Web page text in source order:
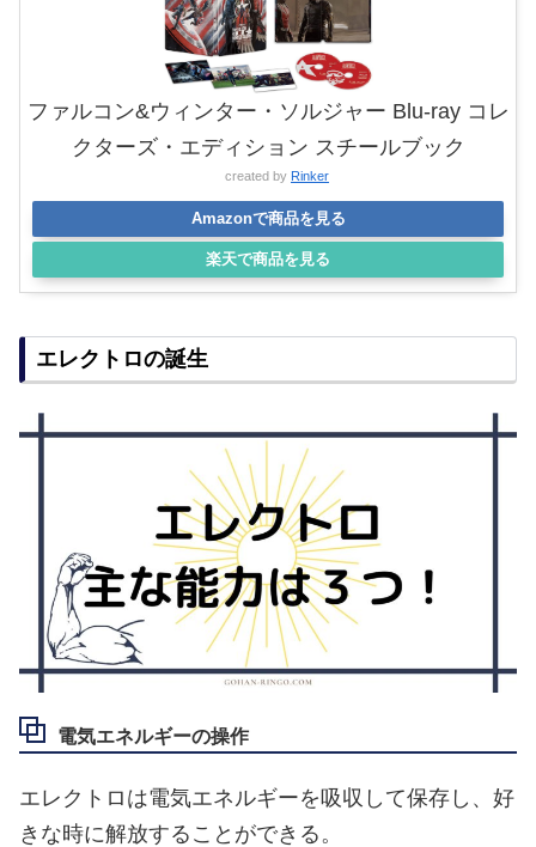
ファルコン&ウィンター・ソルジャー Blu-ray コレ
クターズ・エディション スチールブック
created by Rinker
Amazonで商品を見る
楽天で商品を見る
エレクトロの誕生
電気エネルギーの操作
エレクトロは電気エネルギーを吸収して保存し、好
きな時に解放することができる。